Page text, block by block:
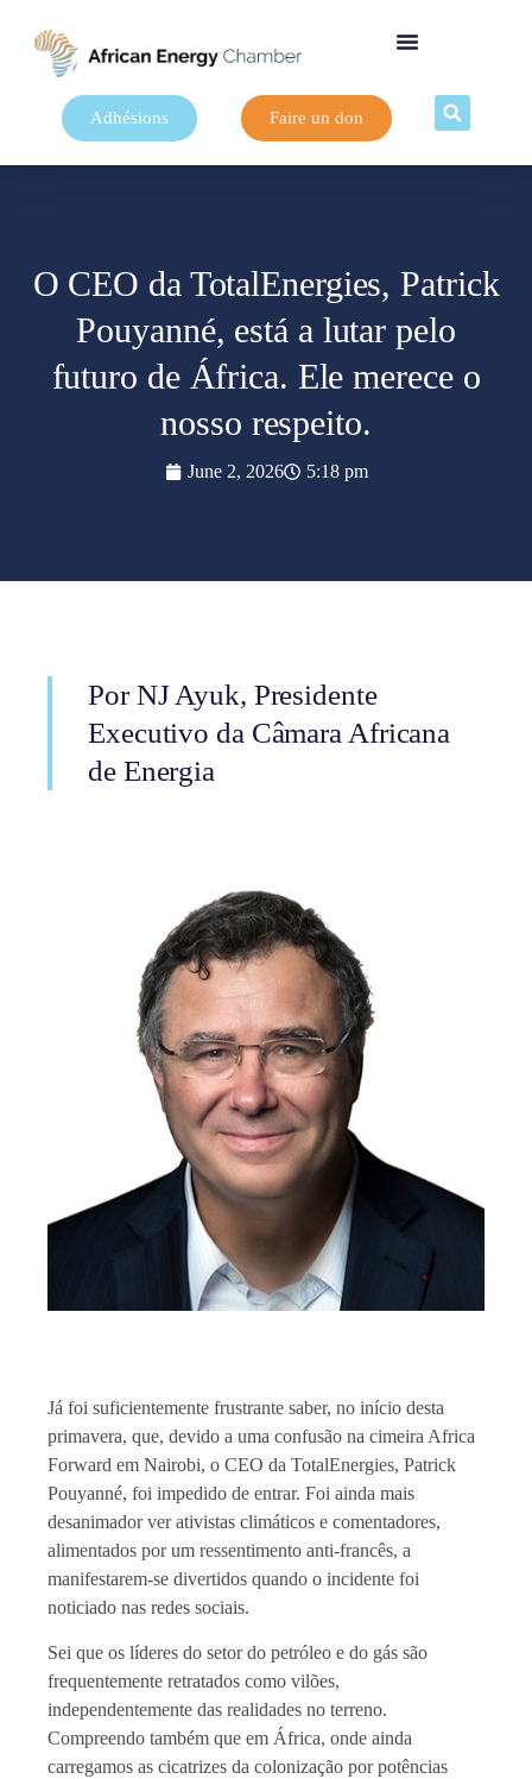
Adhésions Faire un don
O CEO da TotalEnergies, Patrick
Pouyanné, está a lutar pelo
futuro de África. Ele merece o
nosso respeito.
June 2, 2026 5:18 pm
Por NJ Ayuk, Presidente
Executivo da Câmara Africana
de Energia
Já foi suficientemente frustrante saber, no início desta
primavera, que, devido a uma confusão na cimeira Africa
Forward em Nairobi, o CEO da TotalEnergies, Patrick
Pouyanné, foi impedido de entrar. Foi ainda mais
desanimador ver ativistas climáticos e comentadores,
alimentados por um ressentimento anti-francês, a
manifestarem-se divertidos quando o incidente foi
noticiado nas redes sociais.
Sei que os líderes do setor do petróleo e do gás são
frequentemente retratados como vilões,
independentemente das realidades no terreno.
Compreendo também que em África, onde ainda
carregamos as cicatrizes da colonização por potências